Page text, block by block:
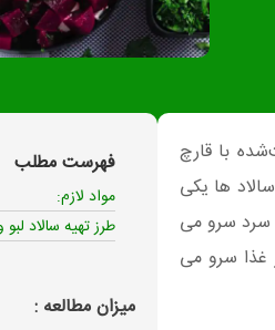
با قارچ
ها یکی
سرد سرو می
غذا سرو می
فهرست مطلب
مواد لازم:
طرز تهیه سالاد
میزان مطالعه :